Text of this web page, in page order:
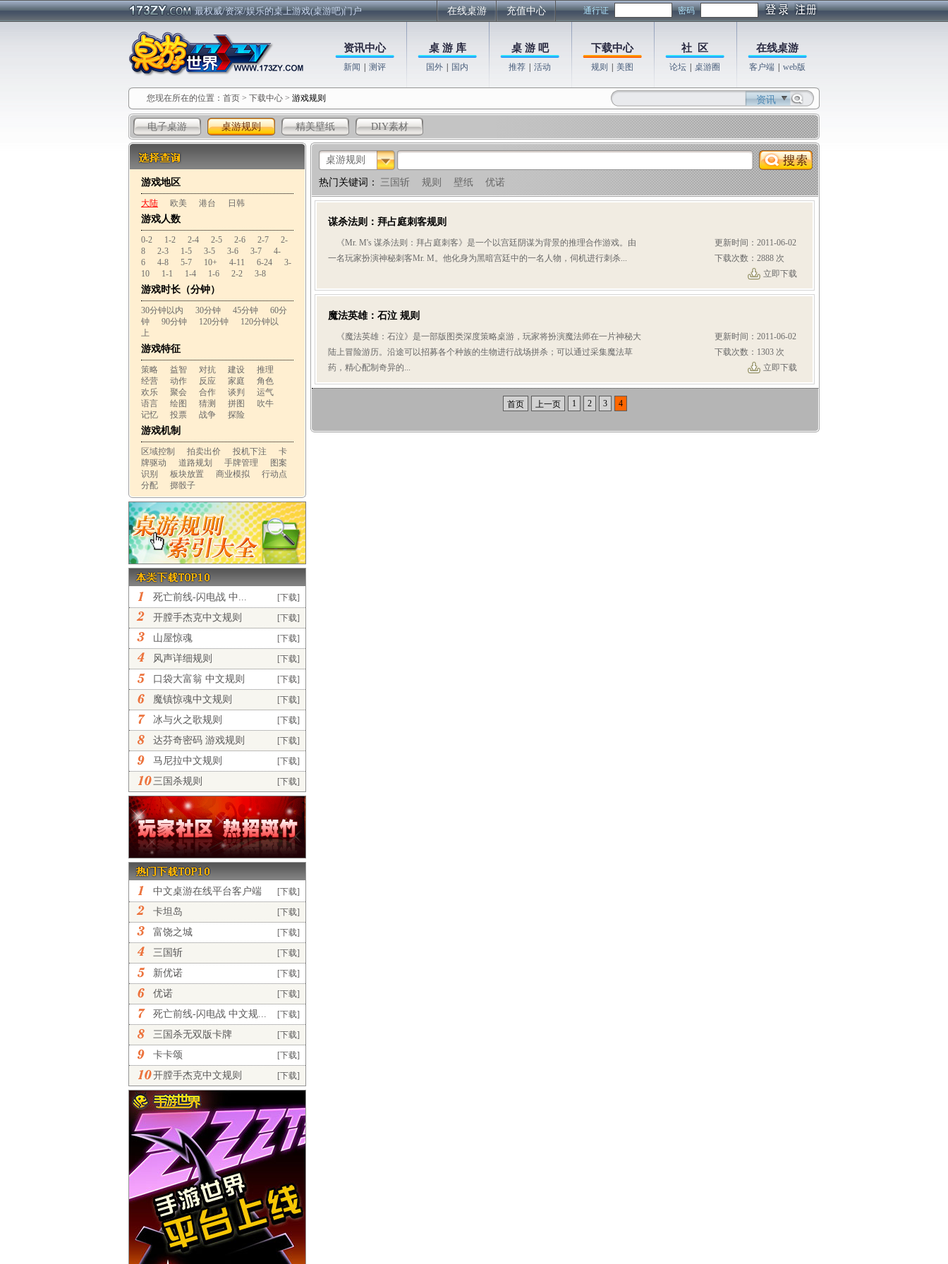
最权威/资深/娱乐的桌上游戏(桌游吧)门户 在线桌游 充值中心 通行证 密码
资讯中心
新闻 测评
桌 游 库
国外 国内
桌 游 吧
推荐 活动
下载中心
规则 美图
社 区
论坛 桌游圈
在线桌游
客户端 web版
您现在所在的位置： 首页 > 下载中心 > 游戏规则 资讯
电子桌游 桌游规则 精美壁纸 DIY素材
游戏地区
大陆 欧美 港台 日韩
游戏人数
0-2 1-2 2-4 2-5 2-6 2-7
2-
8
2-3 1-5 3-5 3-6 3-7
4-
6
4-8 5-7 10+ 4-11 6-24
3-
10
1-1 1-4 1-6 2-2 3-8
游戏时长（分钟）
30分钟以内 30分钟 45分钟
60分
钟
90分钟 120分钟
120分钟以
上
游戏特征
策略 益智 对抗 建设
推理
经营
动作 反应 家庭
角色
欢乐
聚会 合作 谈判
运气
语言
绘图 猜测 拼图
吹牛
记忆
投票 战争 探险
游戏机制
区域控制 拍卖出价 投机下注
卡
牌驱动
道路规划 手牌管理
图案
识别
板块放置 商业模拟
行动点
分配
掷骰子
[下载]
死亡前线-闪电战 中...
[下载]
开膛手杰克中文规则
[下载]
山屋惊魂
[下载]
风声详细规则
[下载]
口袋大富翁 中文规则
[下载]
魔镇惊魂中文规则
[下载]
冰与火之歌规则
[下载]
达芬奇密码 游戏规则
[下载]
马尼拉中文规则
[下载]
三国杀规则
[下载]
中文桌游在线平台客户端
正... [下载]
卡坦岛
[下载]
富饶之城
[下载]
三国斩
[下载]
新优诺
[下载]
优诺
[下载]
死亡前线-闪电战 中文规...
[下载]
三国杀无双版卡牌
[下载]
卡卡颂
[下载]
开膛手杰克中文规则
桌游规则
热门关键词： 三国斩 规则 壁纸 优诺
谋杀法则：拜占庭刺客规则
《Mr. M's 谋杀法则：拜占庭刺客》是一个以宫廷阴谋为背景的推理合作游戏。由
一名玩家扮演神秘刺客Mr. M。他化身为黑暗宫廷中的一名人物，伺机进行刺杀...
更新时间：2011-06-02
下载次数：2888 次
立即下载
魔法英雄：石泣 规则
《魔法英雄：石泣》是一部版图类深度策略桌游，玩家将扮演魔法师在一片神秘大
陆上冒险游历。沿途可以招募各个种族的生物进行战场拼杀；可以通过采集魔法草
药，精心配制奇异的...
更新时间：2011-06-02
下载次数：1303 次
立即下载
首页 上一页 1 2 3 4